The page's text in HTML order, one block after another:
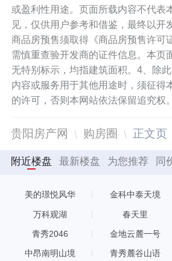
或盈利性用途。页面所载内容不代表
见，仅供用户参考和借鉴，最终以开
商品房预售须取得《商品房预售许可
需慎重查验开发商的证件信息。本页
无特别标示，均指建筑面积。4、除
内容或服务用于其他用途时，须征得
的许可，否则本网站依法保留追究权。
贵阳房产网 购房圈 正文页
附近楼盘 最新楼盘 为您推荐 同
美的璟悦风华 金科中泰天境
万科观湖 春天里
青秀2046 金地云麓一号
中昂南明山境 青秀麓谷山语